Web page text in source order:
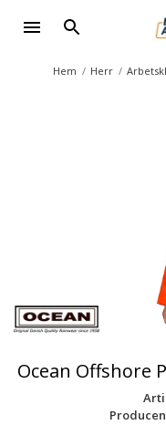
Hem Herr
Ocean Offshore